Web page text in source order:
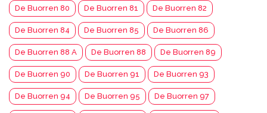
De Buorren 80 De Buorren 81 De Buorren 82
De Buorren 84 De Buorren 85 De Buorren 86
De Buorren 88 A De Buorren 88 De Buorren 89
De Buorren 90 De Buorren 91 De Buorren 93
De Buorren 94 De Buorren 95 De Buorren 97